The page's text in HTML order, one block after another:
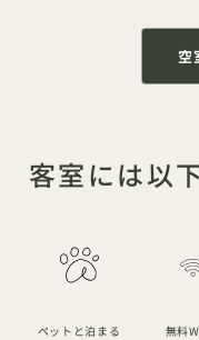
空
客室には以
ペットと泊まる 無料